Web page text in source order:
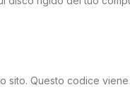
Questo codice